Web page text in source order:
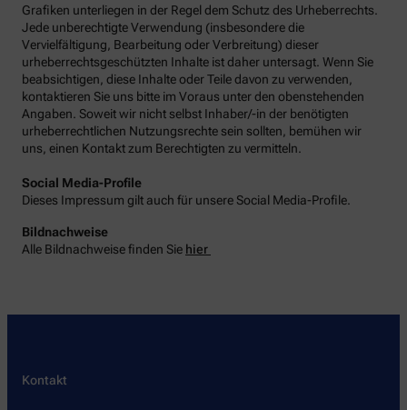
Grafiken unterliegen in der Regel dem Schutz des Urheberrechts.
Jede unberechtigte Verwendung (insbesondere die
Vervielfältigung, Bearbeitung oder Verbreitung) dieser
urheberrechtsgeschützten Inhalte ist daher untersagt. Wenn Sie
beabsichtigen, diese Inhalte oder Teile davon zu verwenden,
kontaktieren Sie uns bitte im Voraus unter den obenstehenden
Angaben. Soweit wir nicht selbst Inhaber/-in der benötigten
urheberrechtlichen Nutzungsrechte sein sollten, bemühen wir
uns, einen Kontakt zum Berechtigten zu vermitteln.
Social Media-Profile
Dieses Impressum gilt auch für unsere Social Media-Profile.
Bildnachweise
Alle Bildnachweise finden Sie hier
Kontakt